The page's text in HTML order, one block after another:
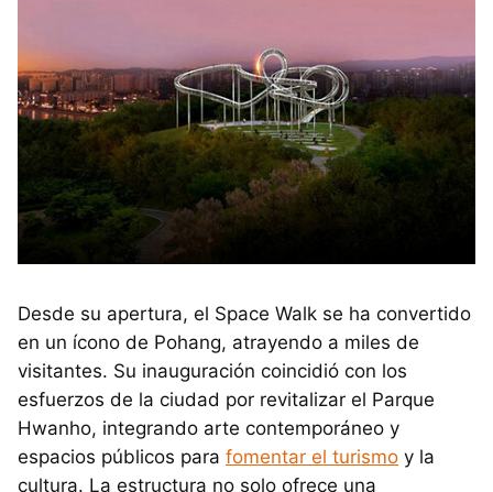
Desde su apertura, el Space Walk se ha convertido
en un ícono de Pohang, atrayendo a miles de
visitantes. Su inauguración coincidió con los
esfuerzos de la ciudad por revitalizar el Parque
Hwanho, integrando arte contemporáneo y
espacios públicos para fomentar el turismo y la
cultura. La estructura no solo ofrece una